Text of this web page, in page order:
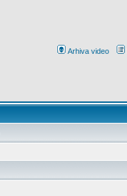
Arhiva video